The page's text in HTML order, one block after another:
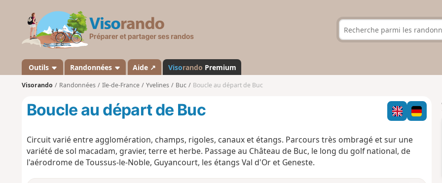
s
a
n
d
Outils Randonnées Aide ↗ Visorando Premium
Visorando Randonnées Ile-de-France Yvelines Buc Boucle au départ de Buc
Boucle au départ de Buc
Circuit varié entre agglomération, champs, rigoles, canaux et étangs. Parcours très ombragé et sur une
variété de sol macadam, gravier, terre et herbe. Passage au Château de Buc, le long du golf national, de
l'aérodrome de Toussus-le-Noble, Guyancourt, les étangs Val d'Or et Geneste.